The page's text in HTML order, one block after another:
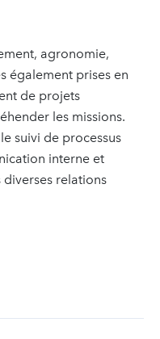
agronomie,
également prises en
de projets
les missions.
suivi de processus
interne et
relations